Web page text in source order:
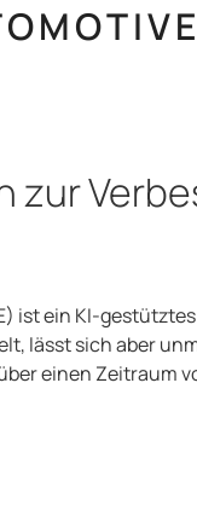
zur
ist ein KI-
lässt sich aber
einen